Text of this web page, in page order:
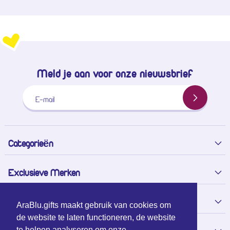
AraBlu.gifts maakt gebruik van cookies om
de website te laten functioneren, de website
Categorieën
Exclusieve Merken
Over Arablu
Meld je aan voor onze nieuwsbrief
E-mail